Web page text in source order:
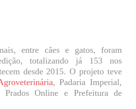
entre cães e gatos, foram
totalizando já 153 nos
desde 2015. O projeto teve
, Padaria Imperial,
Prados Online e Prefeitura de